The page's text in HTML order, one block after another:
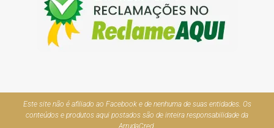
Este site não é afiliado ao Facebook e de nenhuma de suas entidades. Os
conteúdos e produtos aqui postados são de inteira responsabilidade da
ArrudaCred.